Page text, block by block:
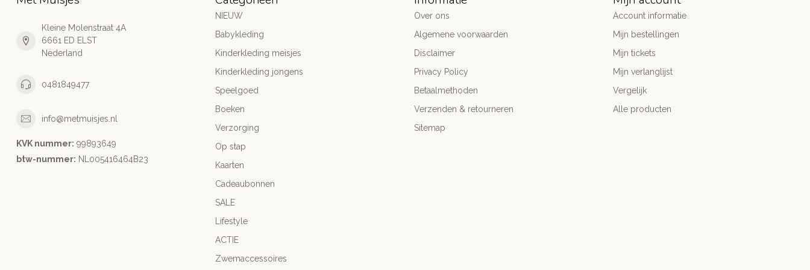
Kleine Molenstraat 4A
6661 ED ELST
Nederland
0481849477
info@metmuisjes.nl
KVK nummer: 99893649
btw-nummer: NL005416464B23
NIEUW
Babykleding
Kinderkleding meisjes
Kinderkleding jongens
Speelgoed
Boeken
Verzorging
Op stap
Kaarten
Cadeaubonnen
SALE
Lifestyle
ACTIE
Zwemaccessoires
Over ons
Algemene voorwaarden
Disclaimer
Privacy Policy
Betaalmethoden
Verzenden & retourneren
Sitemap
Account informatie
Mijn bestellingen
Mijn tickets
Mijn verlanglijst
Vergelijk
Alle producten